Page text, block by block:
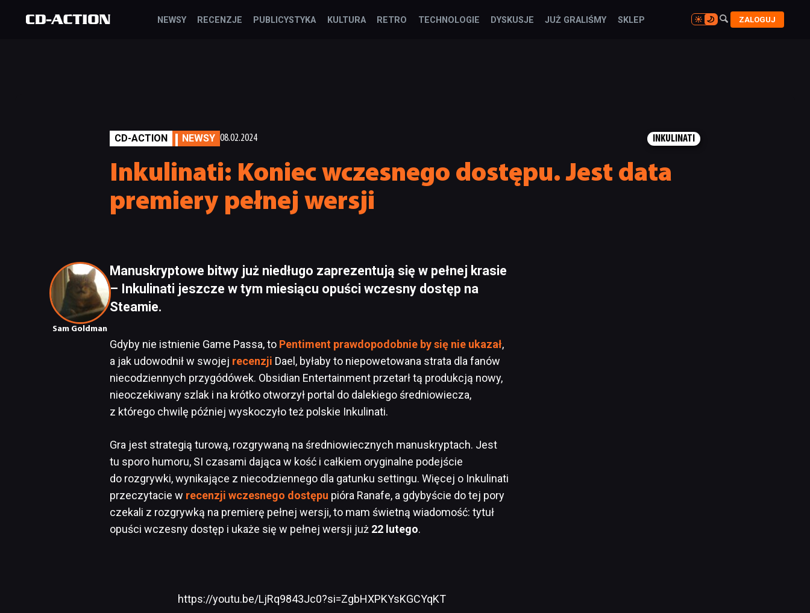
NEWSY RECENZJE PUBLICYSTYKA KULTURA RETRO TECHNOLOGIE DYSKUSJE JUŻ GRALIŚMY SKLEP 
 ZALOGUJ
CD-ACTION NEWSY 08.02.2024 INKULINATI
Inkulinati: Koniec wczesnego dostępu. Jest data
premiery pełnej wersji
Sam Goldman
Manuskryptowe bitwy już niedługo zaprezentują się w pełnej krasie
– Inkulinati jeszcze w tym miesiącu opuści wczesny dostęp na
Steamie.
Gdyby nie istnienie Game Passa, to Pentiment prawdopodobnie by się nie ukazał,
a jak udowodnił w swojej recenzji Dael, byłaby to niepowetowana strata dla fanów
niecodziennych przygódówek. Obsidian Entertainment przetarł tą produkcją nowy,
nieoczekiwany szlak i na krótko otworzył portal do dalekiego średniowiecza,
z którego chwilę później wyskoczyło też polskie Inkulinati.
Gra jest strategią turową, rozgrywaną na średniowiecznych manuskryptach. Jest
tu sporo humoru, SI czasami dająca w kość i całkiem oryginalne podejście
do rozgrywki, wynikające z niecodziennego dla gatunku settingu. Więcej o Inkulinati
przeczytacie w recenzji wczesnego dostępu pióra Ranafe, a gdybyście do tej pory
czekali z rozgrywką na premierę pełnej wersji, to mam świetną wiadomość: tytuł
opuści wczesny dostęp i ukaże się w pełnej wersji już 22 lutego.
https://youtu.be/LjRq9843Jc0?si=ZgbHXPKYsKGCYqKT